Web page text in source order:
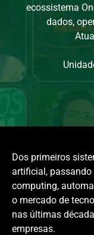
ecossistema
dados,
Dos primeiros
artificial,
computing,
o mercado de
nas últimas
empresas.